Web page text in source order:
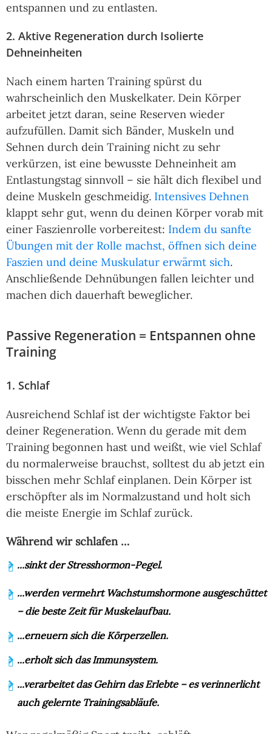
entspannen und zu entlasten.
2. Aktive Regeneration durch Isolierte
Dehneinheiten
Nach einem harten Training spürst du
wahrscheinlich den Muskelkater. Dein Körper
arbeitet jetzt daran, seine Reserven wieder
aufzufüllen. Damit sich Bänder, Muskeln und
Sehnen durch dein Training nicht zu sehr
verkürzen, ist eine bewusste Dehneinheit am
Entlastungstag sinnvoll – sie hält dich flexibel und
deine Muskeln geschmeidig. Intensives Dehnen
klappt sehr gut, wenn du deinen Körper vorab mit
einer Faszienrolle vorbereitest: Indem du sanfte
Übungen mit der Rolle machst, öffnen sich deine
Faszien und deine Muskulatur erwärmt sich.
Anschließende Dehnübungen fallen leichter und
machen dich dauerhaft beweglicher.
Passive Regeneration = Entspannen ohne
Training
1. Schlaf
Ausreichend Schlaf ist der wichtigste Faktor bei
deiner Regeneration. Wenn du gerade mit dem
Training begonnen hast und weißt, wie viel Schlaf
du normalerweise brauchst, solltest du ab jetzt ein
bisschen mehr Schlaf einplanen. Dein Körper ist
erschöpfter als im Normalzustand und holt sich
die meiste Energie im Schlaf zurück.
Während wir schlafen …
...sinkt der Stresshormon-Pegel.
...werden vermehrt Wachstumshormone ausgeschüttet
– die beste Zeit für Muskelaufbau.
...erneuern sich die Körperzellen.
...erholt sich das Immunsystem.
...verarbeitet das Gehirn das Erlebte – es verinnerlicht
auch gelernte Trainingsabläufe.